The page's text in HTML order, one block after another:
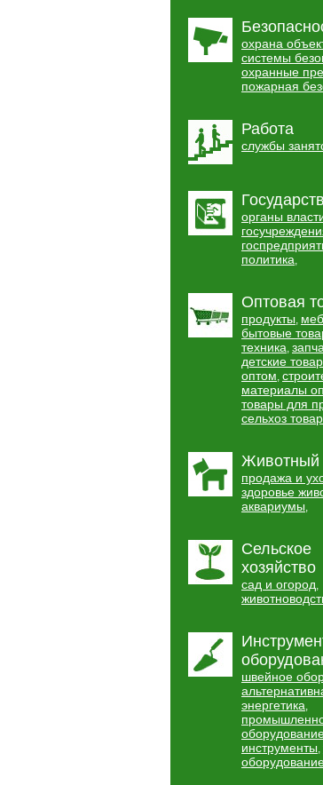
охрана
системы
охранные
пожарная
Работа
службы
органы
политика,
Оптовая
продукты,
бытовые
техника,
детские
оптом,
материалы
товары для
сельхоз
Животный
продажа и
здоровье
аквариумы,
Сельское
хозяйство
сад и огород,
швейное
энергетика,
инструменты,